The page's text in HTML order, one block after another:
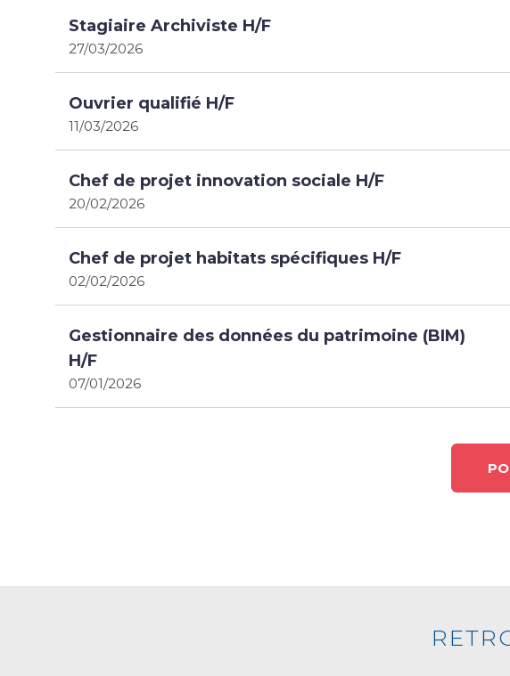
Stagiaire Archiviste H/F
27/03/2026
Ouvrier qualifié H/F
11/03/2026
Chef de projet innovation sociale H/F
20/02/2026
Chef de projet habitats spécifiques H/F
02/02/2026
Gestionnaire des données du patrimoine (BIM)
H/F
07/01/2026